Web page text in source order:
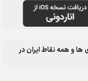
ها و همه نقاط ایران در